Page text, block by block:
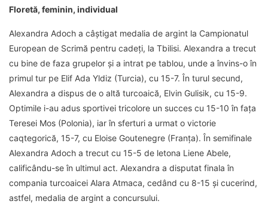
Floretă, feminin, individual
Alexandra Adoch a câștigat medalia de argint la Campionatul
European de Scrimă pentru cadeți, la Tbilisi. Alexandra a trecut
cu bine de faza grupelor și a intrat pe tablou, unde a învins-o în
primul tur pe Elif Ada Yldiz (Turcia), cu 15-7. În turul secund,
Alexandra a dispus de o altă turcoaică, Elvin Gulisik, cu 15-9.
Optimile i-au adus sportivei tricolore un succes cu 15-10 în fața
Teresei Mos (Polonia), iar în sferturi a urmat o victorie
caqtegorică, 15-7, cu Eloise Goutenegre (Franța). În semifinale
Alexandra Adoch a trecut cu 15-5 de letona Liene Abele,
calificându-se în ultimul act. Alexandra a disputat finala în
compania turcoaicei Alara Atmaca, cedând cu 8-15 și cucerind,
astfel, medalia de argint a concursului.